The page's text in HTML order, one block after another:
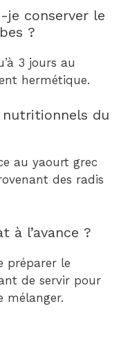
je conserver le
?
3 jours au
hermétique.
du
au yaourt grec
des radis
à l’avance ?
préparer le
de servir pour
mélanger.